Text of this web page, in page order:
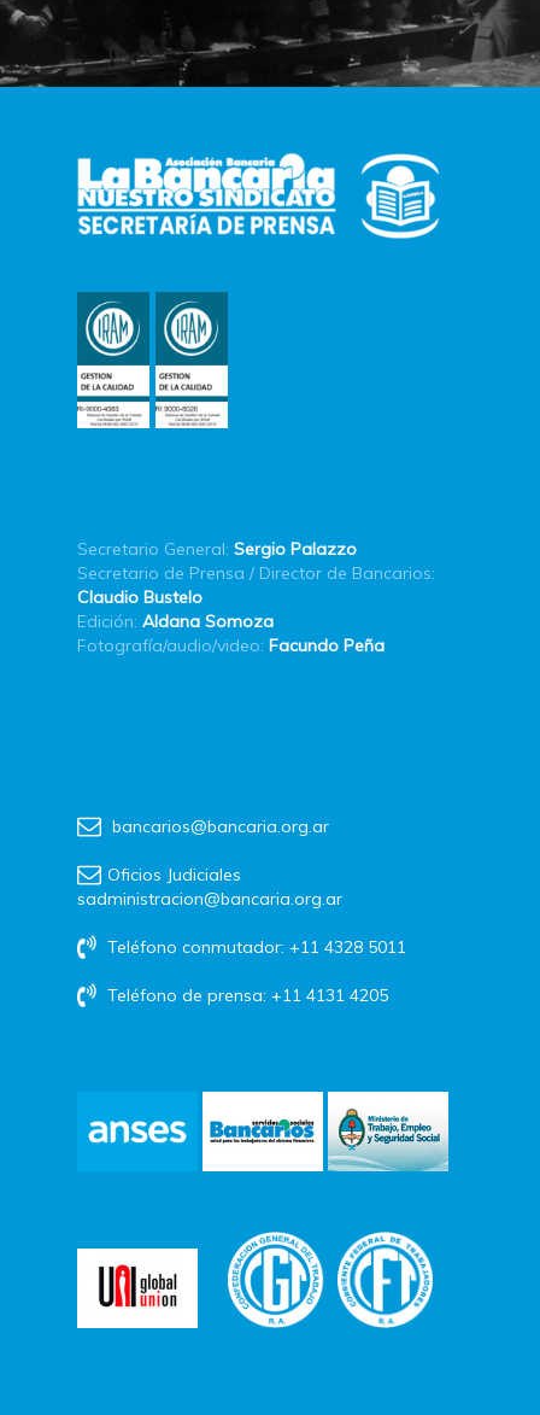
Secretario General: Sergio Palazzo
Secretario de Prensa / Director de Bancarios:
Claudio Bustelo
Edición: Aldana Somoza
Fotografía/audio/video: Facundo Peña
bancarios@bancaria.org.ar
Oficios Judiciales
sadministracion@bancaria.org.ar
Teléfono conmutador: +11 4328 5011
Teléfono de prensa: +11 4131 4205